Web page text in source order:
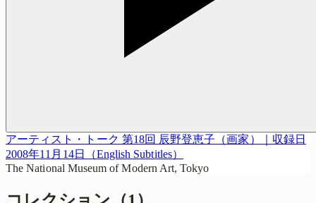
アーティスト・トーク 第18回 辰野登恵子（画家）｜収録日
2008年11月14日（English Subtitles）
The National Museum of Modern Art, Tokyo